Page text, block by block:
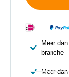
Meer dan
branche
Meer dan